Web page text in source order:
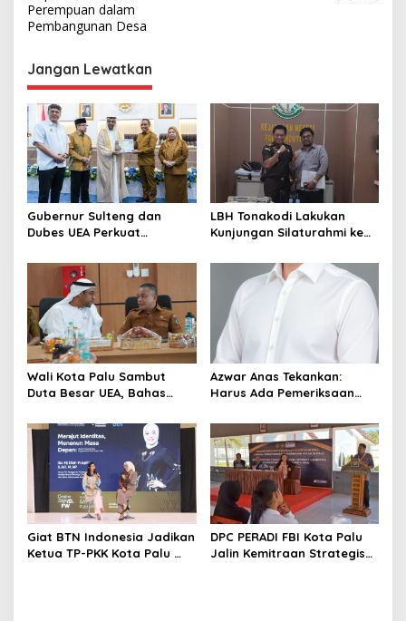
i
a
s
i
p
o
s
Perempuan dalam
Pembangunan Desa
Jangan Lewatkan
Gubernur Sulteng dan
Dubes UEA Perkuat
Sektor Jadi Prioritas
LBH Tonakodi Lakukan
Kunjungan Silaturahmi ke
Wali Kota Palu Sambut
Duta Besar UEA, Bahas
Palu
Azwar Anas Tekankan:
Harus Ada Pemeriksaan
Pelanggaran AMDAL di
Lokasi CPM
Giat BTN Indonesia Jadikan
Ketua TP-PKK Kota Palu
DPC PERADI FBI Kota Palu
Jalin Kemitraan Strategis